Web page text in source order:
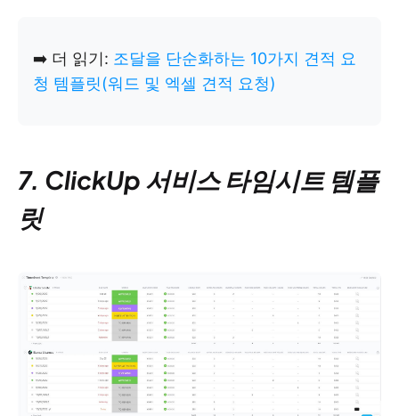
➡️ 더 읽기: 조달을 단순화하는 10가지 견적 요
청 템플릿(워드 및 엑셀 견적 요청)
7. ClickUp 서비스 타임시트 템플
릿